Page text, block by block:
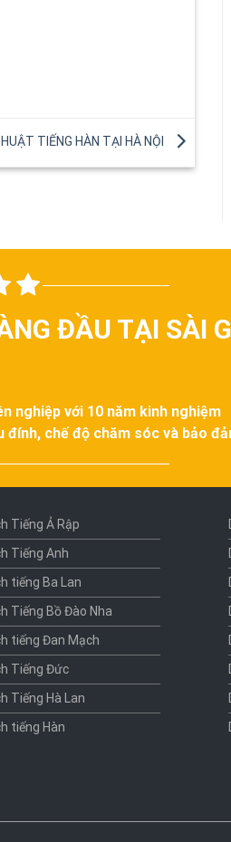
TIẾNG HÀN TẠI HÀ NỘI
ĐẦU TẠI SÀI
nghiệp với 10 năm kinh nghiệm
chế độ chăm sóc và bảo
Tiếng Ả Rập
Tiếng Anh
tiếng Ba Lan
Tiếng Bồ Đào Nha
tiếng Đan Mạch
Tiếng Đức
Tiếng Hà Lan
tiếng Hàn